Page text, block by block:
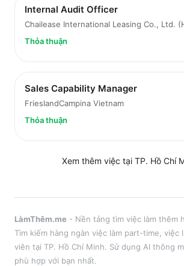
Internal Audit Officer
Chailease International Leasing Co., Ltd.
Thỏa thuận
Sales Capability Manager
FrieslandCampina Vietnam
Thỏa thuận
Xem thêm việc tại TP. Hồ Chí
LàmThêm.me - Nền tảng tìm việc làm thêm
Tìm kiếm hàng ngàn việc làm part-time, việc
viên tại TP. Hồ Chí Minh. Sử dụng AI thông
phù hợp với bạn nhất.